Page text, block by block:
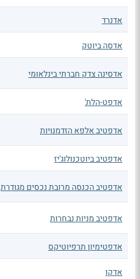
אדנרד
אדסה ביוטק
אדסינה צדק חברתי בינלאומי
אדפט-הלת'
אדפטיב אלפא הזדמנויות
אדפטיב ביוטכנולוג'יז
אדפטיב הכנסה מרובת נכסים מגודרת
אדפטיב מניות נבחרות
אדפטימיון תרפיוטיקס
אדקו